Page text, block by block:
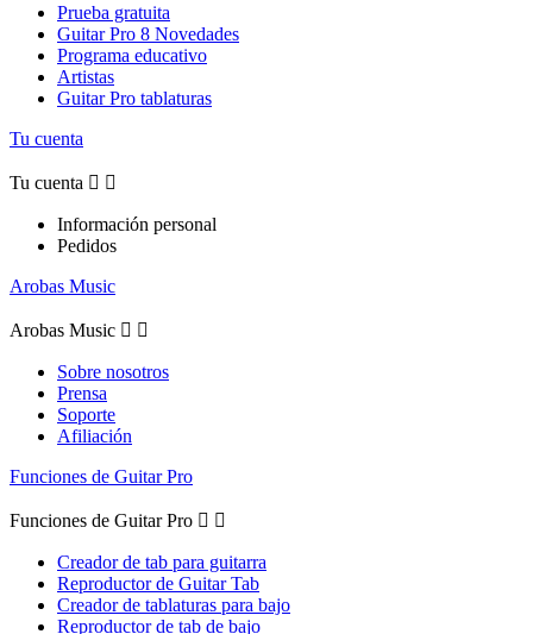
Prueba gratuita
Guitar Pro 8 Novedades
Programa educativo
Artistas
Guitar Pro tablaturas
Tu cuenta
Tu cuenta  
Información personal
Pedidos
Arobas Music
Arobas Music  
Sobre nosotros
Prensa
Soporte
Afiliación
Funciones de Guitar Pro
Funciones de Guitar Pro  
Creador de tab para guitarra
Reproductor de Guitar Tab
Creador de tablaturas para bajo
Reproductor de tab de bajo